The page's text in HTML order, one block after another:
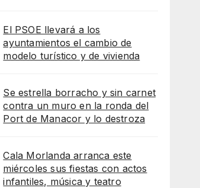
El PSOE llevará a los
ayuntamientos el cambio de
modelo turístico y de vivienda
Se estrella borracho y sin carnet
contra un muro en la ronda del
Port de Manacor y lo destroza
Cala Morlanda arranca este
miércoles sus fiestas con actos
infantiles, música y teatro